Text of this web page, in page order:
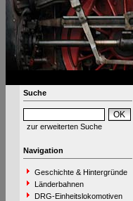
Suche
zur erweiterten Suche
Navigation
Geschichte & Hintergründe
Länderbahnen
DRG-Einheitslokomotiven